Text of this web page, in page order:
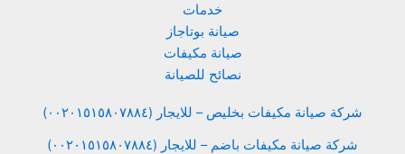
خدمات
صيانة بوتاجاز
صيانة مكيفات
نصائح للصيانة
شركة صيانة مكيفات بخليص – للايجار (٠٠٢٠١٥١٥٨٠٧٨٨٤)
شركة صيانة مكيفات باضم – للايجار (٠٠٢٠١٥١٥٨٠٧٨٨٤)